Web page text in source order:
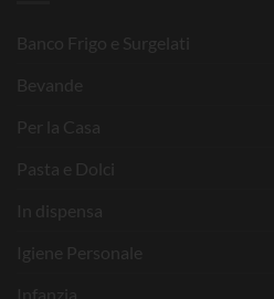
Banco Frigo e Surgelati
Bevande
Per la Casa
Pasta e Dolci
In dispensa
Igiene Personale
Infanzia